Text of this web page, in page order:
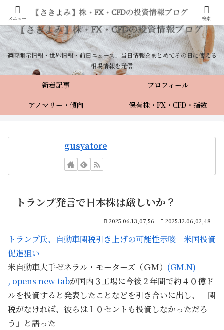
適時開示情報・世界情報・前日ニュース、当日情報をまとめてその日に使える
相場情報を発信
新着記事
プロフィール
アノマリー・傾向
保有株・FX・CFD・指数
gusyatore
トランプ発言で日本株は厳しいか？
2025.06.13,07,56 2025.12.06,02,48
トランプ氏、自動車関税引き上げの可能性示唆 米国投資
促進狙い
米自動車大手ゼネラル・モーターズ（ＧＭ） (GM.N)
, opens new tabが国内３工場に今後２年間で約４０億ド
ルを投資すると発表したことなどを引き合いに出し、「関
税がなければ、彼らは１０セントも投資しなかっただろ
う」と語った
メニュー 検索